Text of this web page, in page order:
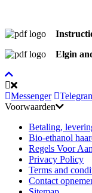
Elgin
Messenger
Voorwaarden
Betaling,
Bio-ethanol
Regels Voor
Privacy Policy
Terms and
Contact